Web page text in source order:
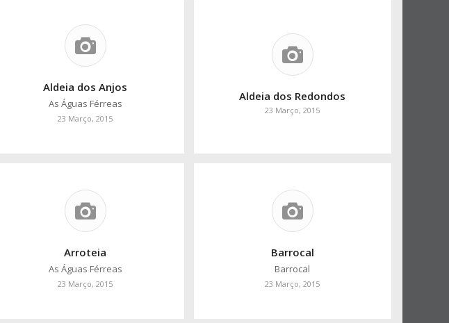
Aldeia dos Anjos
As Águas Férreas
23 Março, 2015
Aldeia dos Redondos
23 Março, 2015
Arroteia
As Águas Férreas
23 Março, 2015
Barrocal
Barrocal
23 Março, 2015